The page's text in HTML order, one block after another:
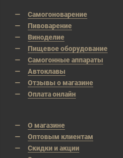
Самогоноварение
Пивоварение
Виноделие
Пищевое оборудование
Самогонные аппараты
Автоклавы
Отзывы о магазине
Оплата онлайн
О магазине
Оптовым клиентам
Скидки и акции